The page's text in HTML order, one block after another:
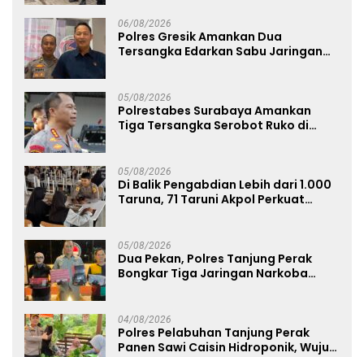
06/08/2026
Polres Gresik Amankan Dua
Tersangka Edarkan Sabu Jaringan
05/08/2026
Polrestabes Surabaya Amankan
Tiga Tersangka Serobot Ruko di
05/08/2026
Di Balik Pengabdian Lebih dari 1.000
Taruna, 71 Taruni Akpol Perkuat
05/08/2026
Dua Pekan, Polres Tanjung Perak
Bongkar Tiga Jaringan Narkoba
04/08/2026
Polres Pelabuhan Tanjung Perak
Panen Sawi Caisin Hidroponik, Wujud